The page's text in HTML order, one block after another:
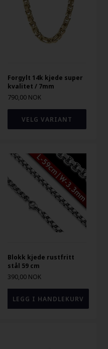
Forgylt 14k kjede super
kvalitet / 7mm
790,00 NOK
VELG VARIANT
Blokk kjede rustfritt
stål 59 cm
390,00 NOK